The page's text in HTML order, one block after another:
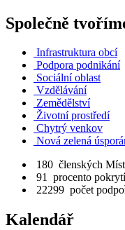
Společně
Infrastruktura obcí
Podpora podnikání
Sociální oblast
Vzdělávání
Zemědělství
Životní prostředí
Chytrý venkov
Nová zelená
180 členských
91 procento
22299 počet
Kalendář